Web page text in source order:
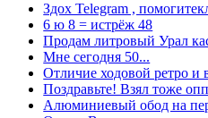
Здох Telegram ,
6 ю 8 = истрёж 48
Продам литровый Урал
Мне сегодня 50...
Отличие ходовой ретро и
Поздравьте! Взял тоже
Алюминиевый обод на